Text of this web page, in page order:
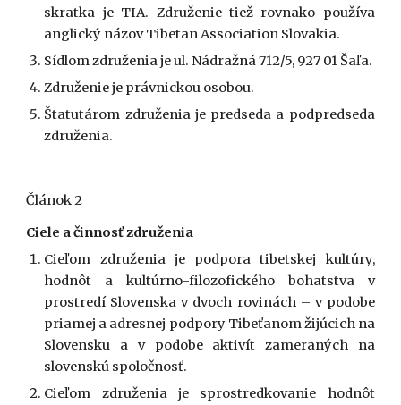
skratka je TIA. Združenie tiež rovnako používa
anglický názov Tibetan Association Slovakia.
Sídlom združenia je ul. Nádražná 712/5, 927 01 Šaľa.
Združenie je právnickou osobou.
Štatutárom združenia je predseda a podpredseda
združenia.
Článok 2
Ciele a činnosť združenia
Cieľom združenia je podpora tibetskej kultúry,
hodnôt a kultúrno-filozofického bohatstva v
prostredí Slovenska v dvoch rovinách – v podobe
priamej a adresnej podpory Tibeťanom žijúcich na
Slovensku a v podobe aktivít zameraných na
slovenskú spoločnosť.
Cieľom združenia je sprostredkovanie hodnôt